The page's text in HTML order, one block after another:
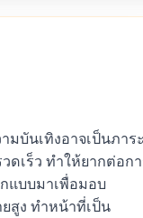
บันเทิงอาจเป็นภาระ
ดเร็ว ทำให้ยากต่อก
แบบมาเพื่อมอบ
สูง ทำหน้าที่เป็น